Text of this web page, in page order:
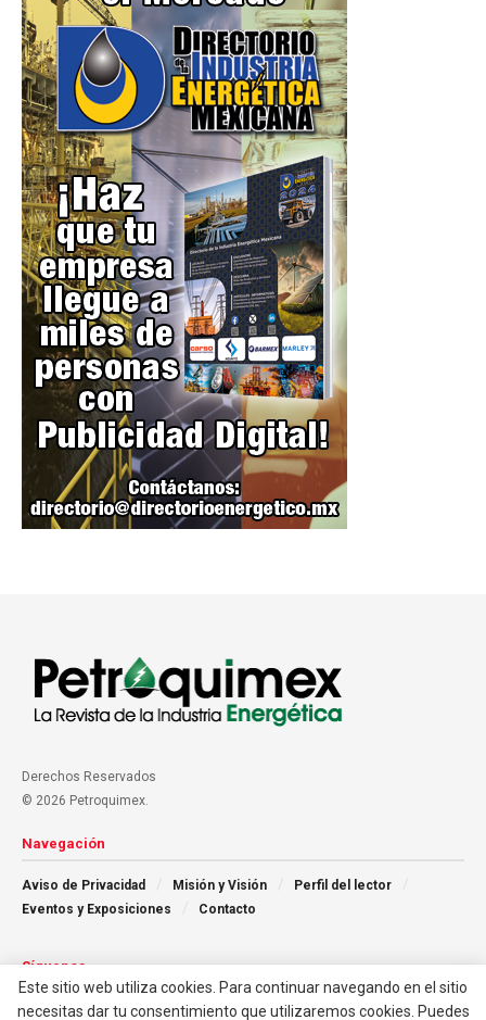
Derechos Reservados
© 2026 Petroquimex.
Navegación
Aviso de Privacidad Misión y Visión
Perfil del lector
Eventos y Exposiciones
Contacto
Síguenos
Este sitio web utiliza cookies. Para continuar navegando en el sitio
necesitas dar tu consentimiento que utilizaremos cookies. Puedes